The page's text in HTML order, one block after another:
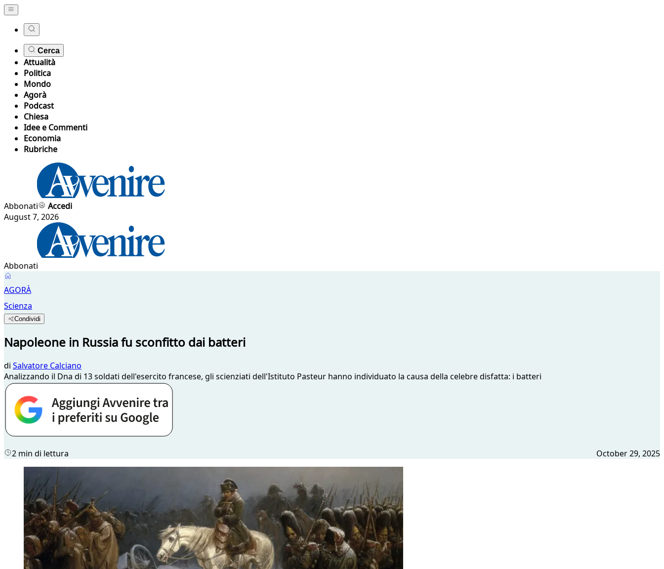
Cerca
Attualità
Politica
Mondo
Agorà
Podcast
Chiesa
Idee e Commenti
Economia
Rubriche
Abbonati
Accedi
August 7, 2026
Abbonati
AGORÀ
Scienza
Condividi
Napoleone in Russia fu sconfitto dai batteri
di Salvatore Calciano
Analizzando il Dna di 13 soldati dell'esercito francese, gli scienziati dell'Istituto Pasteur hanno individuato la causa della celebre disfatta: i batteri
2 min di lettura October 29, 2025